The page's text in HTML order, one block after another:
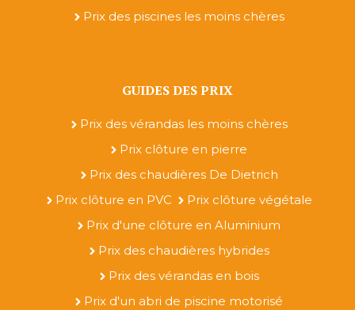
Prix des piscines les moins chères
GUIDES DES PRIX
Prix des vérandas les moins chères
Prix clôture en pierre
Prix des chaudières De Dietrich
Prix clôture en PVC
Prix clôture végétale
Prix d'une clôture en Aluminium
Prix des chaudières hybrides
Prix des vérandas en bois
Prix d'un abri de piscine motorisé